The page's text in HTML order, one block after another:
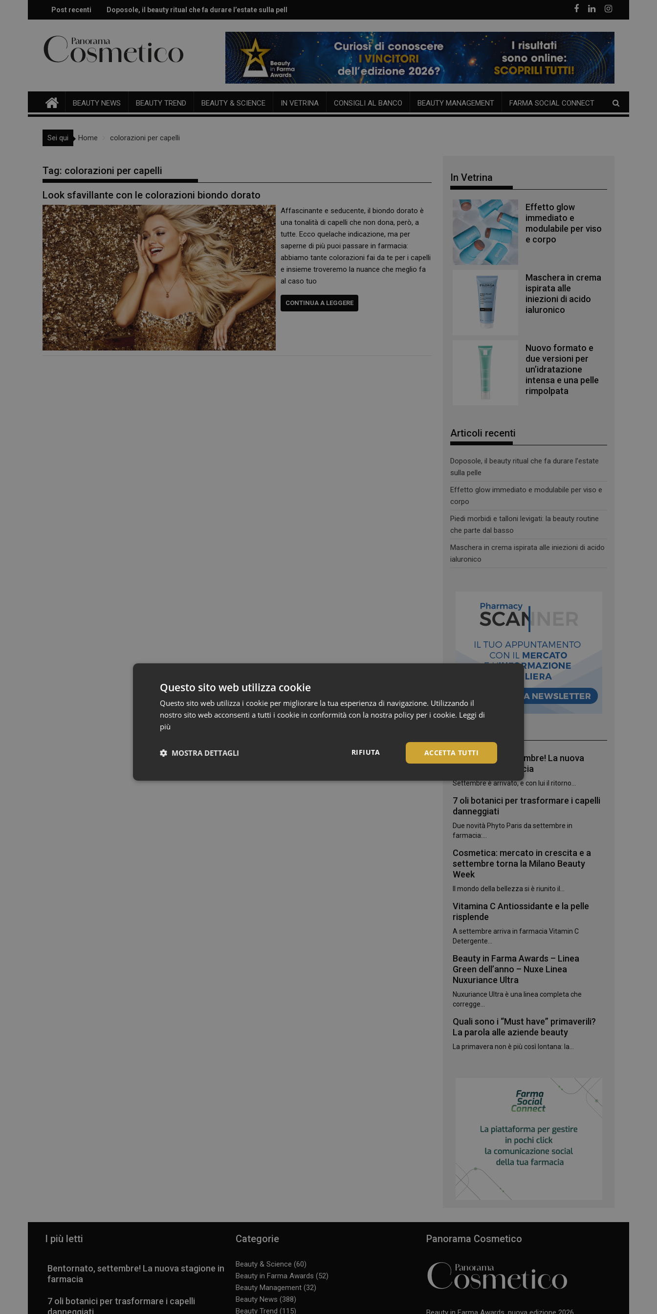
Post recenti Doposole, il beauty ritual che fa durare l’estate sulla pelle
Effetto glow immediato e modulabile per viso e corpo
BEAUTY NEWS BEAUTY TREND BEAUTY & SCIENCE IN VETRINA CONSIGLI AL BANCO BEAUTY MANAGEMENT FARMA SOCIAL CONNECT
Sei qui Home colorazioni per capelli
Tag: colorazioni per capelli
Look sfavillante con le colorazioni biondo dorato
Affascinante e seducente, il biondo dorato è
una tonalità di capelli che non dona, però, a
tutte. Ecco quelache indicazione, ma per
saperne di più puoi passare in farmacia:
abbiamo tante colorazioni fai da te per i capelli
e insieme troveremo la nuance che meglio fa
al caso tuo
CONTINUA A LEGGERE
In Vetrina
Effetto glow
immediato e
modulabile per viso
e corpo
Maschera in crema
ispirata alle
iniezioni di acido
ialuronico
Nuovo formato e
due versioni per
un’idratazione
intensa e una pelle
rimpolpata
Articoli recenti
Doposole, il beauty ritual che fa durare l’estate
sulla pelle
Effetto glow immediato e modulabile per viso e
corpo
Piedi morbidi e talloni levigati: la beauty routine
che parte dal basso
Maschera in crema ispirata alle iniezioni di acido
ialuronico
Bentornato, settembre! La nuova
stagione in farmacia
Settembre è arrivato, e con lui il ritorno...
7 oli botanici per trasformare i capelli
danneggiati
Due novità Phyto Paris da settembre in
farmacia:...
Cosmetica: mercato in crescita e a
settembre torna la Milano Beauty
Week
Il mondo della bellezza si è riunito il...
Vitamina C Antiossidante e la pelle
risplende
A settembre arriva in farmacia Vitamin C
Detergente...
Beauty in Farma Awards – Linea
Green dell’anno – Nuxe Linea
Nuxuriance Ultra
Nuxuriance Ultra è una linea completa che
corregge...
Quali sono i “Must have” primaverili?
La parola alle aziende beauty
La primavera non è più così lontana: la...
I più letti
Bentornato, settembre! La nuova stagione in
farmacia
7 oli botanici per trasformare i capelli
danneggiati
Categorie
Beauty & Science (60)
Beauty in Farma Awards (52)
Beauty Management(32)
Beauty News (388)
Beauty Trend (115)
Panorama Cosmetico
Questo sito web utilizza cookie
Questo sito web utilizza i cookie per migliorare la tua esperienza di navigazione. Utilizzando il
nostro sito web acconsenti a tutti i cookie in conformità con la nostra policy per i cookie. Leggi di
più
ACCETTA TUTTI
RIFIUTA
MOSTRA DETTAGLI
Necessari
I cookie necessari contribuiscono a rendere fruibile il sito web abilitandone funzionalità di base quali la navigazione sulle pagine
Cookie generato da applicazioni basate sul linguaggio
PHP. Si tratta di un identificatore generico utilizzato per
mantenere le variabili di sessione utente. Normalmente
viene utilizzato può essere specifico per il sito, ma un
buon esempio è mantenere uno stato di accesso per un
Questo nome di cookie è associato a Google Universal
Analytics, che è un aggiornamento significativo del
servizio di analisi più comunemente utilizzato da
Google. Questo cookie viene utilizzato per distinguere
casuale come identificatore del cliente. È incluso in ogni
richiesta di pagina in un sito e utilizzato per calcolare i
dati di visitatori, sessioni e campagne per i rapporti di
Questo cookie viene utilizzato da Google Analytics per
Questo cookie viene utilizzato dal servizio Cookie-